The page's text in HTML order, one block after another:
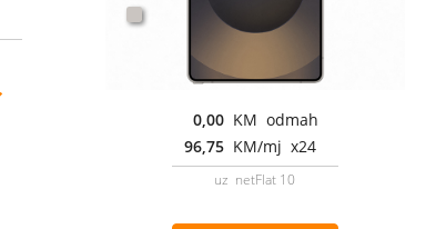
0,00 KM odmah
96,75 KM/mj x24
uz netFlat 10